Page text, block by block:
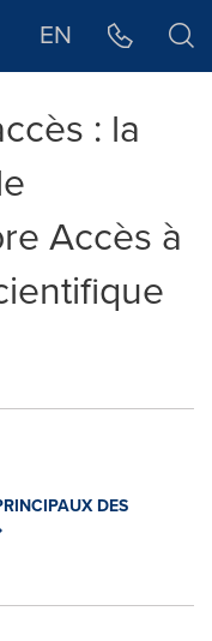
EN
: la
Accès à
DES